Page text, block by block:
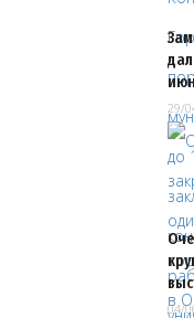
29/
04/